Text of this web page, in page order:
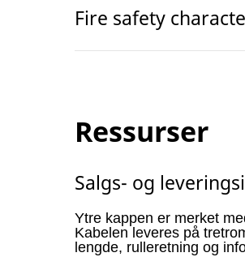
Fire safety
Ressurser
Salgs- og
Ytre kappen er merket
Kabelen leveres på
lengde, rulleretning og